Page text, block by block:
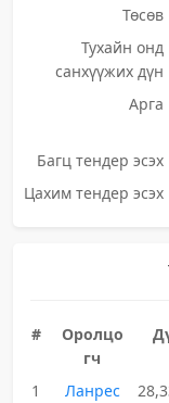
Төсөв
Тухайн онд
санхүүжих дүн
Арга
Багц тендер эсэх
Цахим тендер эсэх
#
Оролцо
гч
1
Ланрес